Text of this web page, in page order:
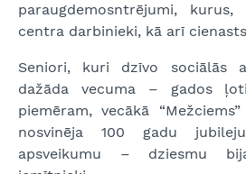
paraugdemosntrējumi,
centra darbinieki, kā arī
Seniori, kuri dzīvo sociālās
dažāda vecuma – gados
piemēram, vecākā
nosvinēja 100 gadu
apsveikumu – dziesmu